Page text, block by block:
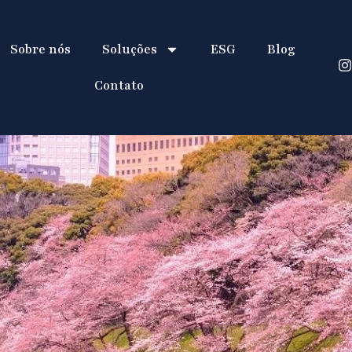
Sobre nós Soluções ESG Blog
Contato